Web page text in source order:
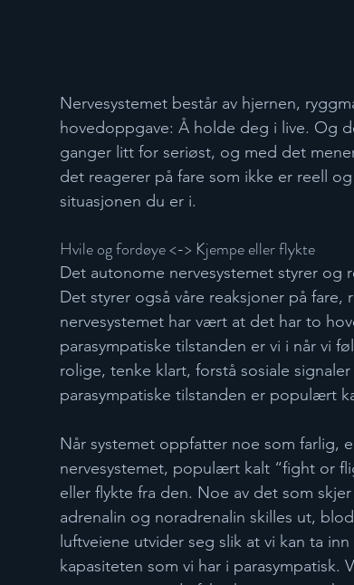
Nervesystemet består av hjernen,
hovedoppgave: Å holde deg i live. Og
ganger litt for seriøst, og med det
det reagerer på fare som ikke er reell
situasjonen du er i.
Hvile og fordøye <-> Kjempe eller flykte
Det autonome nervesystemet styrer og
Det styrer også våre reaksjoner på
nervesystemet har vært at det har to
parasympatiske tilstanden er vi i når vi
rolige, tenke klart, forstå sosiale
parasympatiske tilstanden er populært
Når systemet oppfatter noe som farlig,
nervesystemet, populært kalt “fight or
eller flykte fra den. Noe av det som
adrenalin og noradrenalin skilles ut,
luftveiene utvider seg slik at vi kan ta
kapasiteten som vi har i parasympatisk.